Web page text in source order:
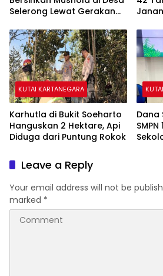
Selerong Lewat Gerakan
KUTAI KARTANEGARA
Karhutla di Bukit Soeharto
Hanguskan 2 Hektare, Api
Diduga dari Puntung Rokok
Dana
Leave a Reply
Your email address will not be
marked *